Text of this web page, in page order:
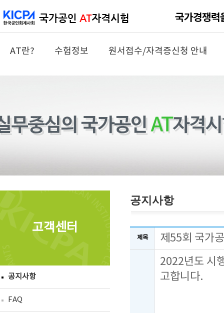
AT란? 수험정보 원서접수/자격증신청 안내
고객센터
공지사항
FAQ
공지사항
제목 제55회 국가
2022년도 시
고합니다.